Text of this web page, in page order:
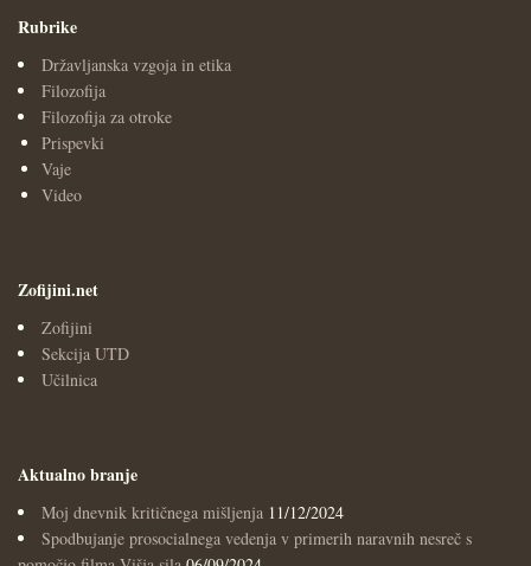
Rubrike
Državljanska vzgoja in etika
Filozofija
Filozofija za otroke
Prispevki
Vaje
Video
Zofijini.net
Zofijini
Sekcija UTD
Učilnica
Aktualno branje
Moj dnevnik kritičnega mišljenja 11/12/2024
Spodbujanje prosocialnega vedenja v primerih naravnih nesreč s